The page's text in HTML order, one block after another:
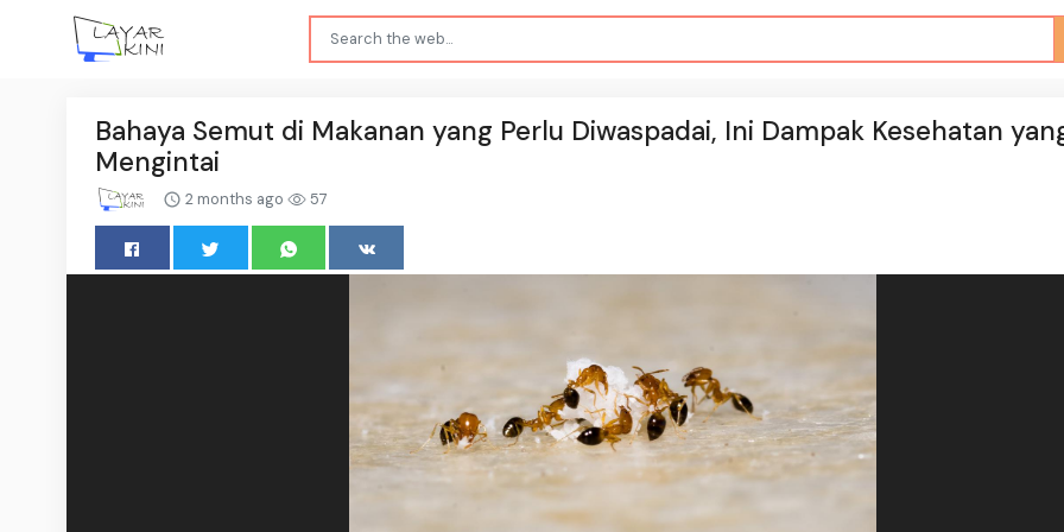
Bahaya Semut di Makanan yang Perlu Diwaspadai, Ini Dampak Kesehatan
Mengintai
2 months ago 57